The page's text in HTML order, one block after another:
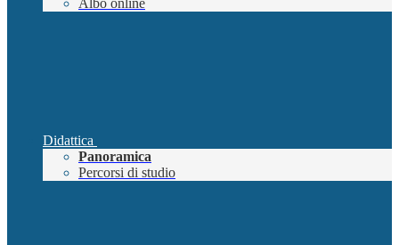
Albo online
Didattica
Panoramica
Percorsi di studio